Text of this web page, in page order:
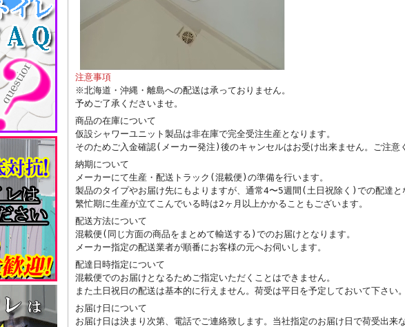
注意事項
※北海道・沖縄・離島への配送は承っておりません。
予めご了承くださいませ。
商品の在庫について
仮設シャワーユニット製品は非在庫で完全受注生産となります。
そのためご入金確認(メーカー発注)後のキャンセルはお受け出来ません。ご注意
納期について
メーカーにて生産・配送トラック(混載便)の準備を行います。
製品のタイプやお届け先にもよりますが、通常4〜5週間(土日祝除く)での配達と
繁忙期に生産が立てこんでいる時は2ヶ月以上かかることもございます。
配送方法について
混載便(同じ方面の商品をまとめて輸送する)でのお届けとなります。
メーカー指定の配送業者が順番にお客様の元へお伺いします。
配達日時指定について
混載便でのお届けとなるためご指定いただくことはできません。
また土日祝日の配送は基本的に行えません。荷受は平日を予定しておいて下さい。
お届け日について
お届け日は決まり次第、電話でご連絡致します。当社指定のお届け日で荷受出来